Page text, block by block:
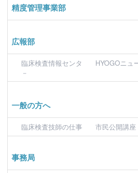
精度管理事業部
広報部
臨床検査情報センタ
－
HYOGOニュ
一般の方へ
臨床検査技師の仕事 市民公開講座
事務局